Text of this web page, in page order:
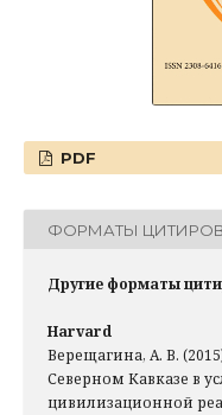
PDF
ФОРМАТЫ
Другие форматы
Harvard
Верещагина, А. В.
Северном Кавказе в
цивилизационной